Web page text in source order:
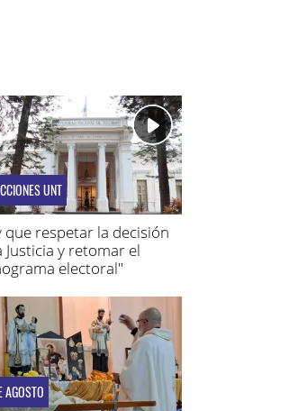
UNT
que respetar la decisión
Justicia y retomar el
electoral"
AGOSTO